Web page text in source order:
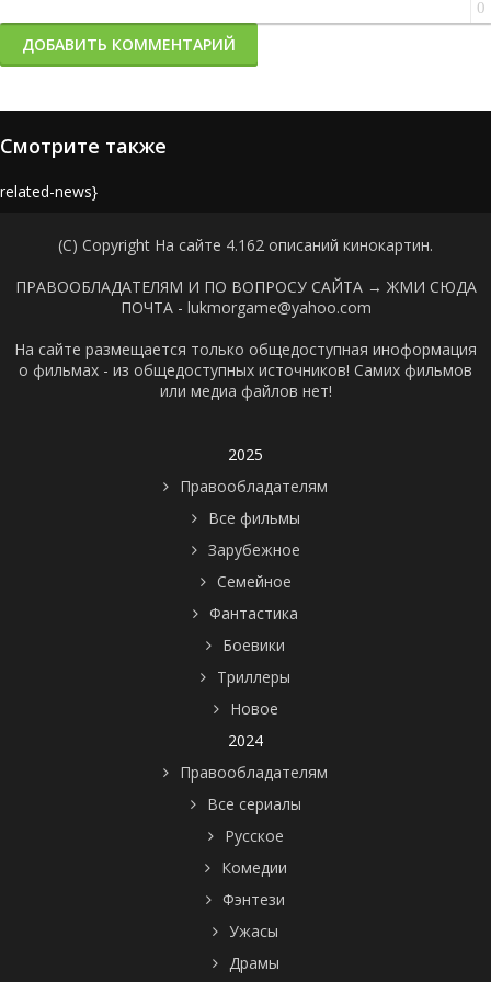
0
ДОБАВИТЬ КОММЕНТАРИЙ
Смотрите также
news}
(C) Copyright На сайте 4.162 описаний кинокартин.
ПРАВООБЛАДАТЕЛЯМ И ПО ВОПРОСУ САЙТА → ЖМИ СЮДА
ПОЧТА - lukmorgame@yahoo.com
На сайте размещается только общедоступная иноформация
о фильмах - из общедоступных источников! Самих фильмов
или медиа файлов нет!
2025
Правообладателям
Все фильмы
Зарубежное
Семейное
Фантастика
Боевики
Триллеры
Новое
2024
Правообладателям
Все сериалы
Русское
Комедии
Фэнтези
Ужасы
Драмы